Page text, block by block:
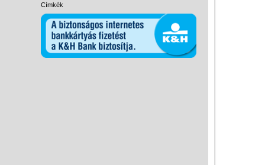
Címkék
Papírszínház
Pixelhobby